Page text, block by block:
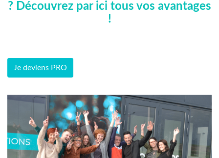
? Découvrez par ici tous vos avantages
!
Je deviens PRO